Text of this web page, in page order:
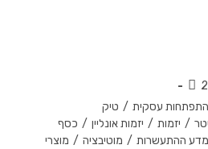
התפתחות עסקית / טיק
/ יזמות / יזמות אונליין / כסף
מדע ההתעשרות / מוטיבציה / מוצרי